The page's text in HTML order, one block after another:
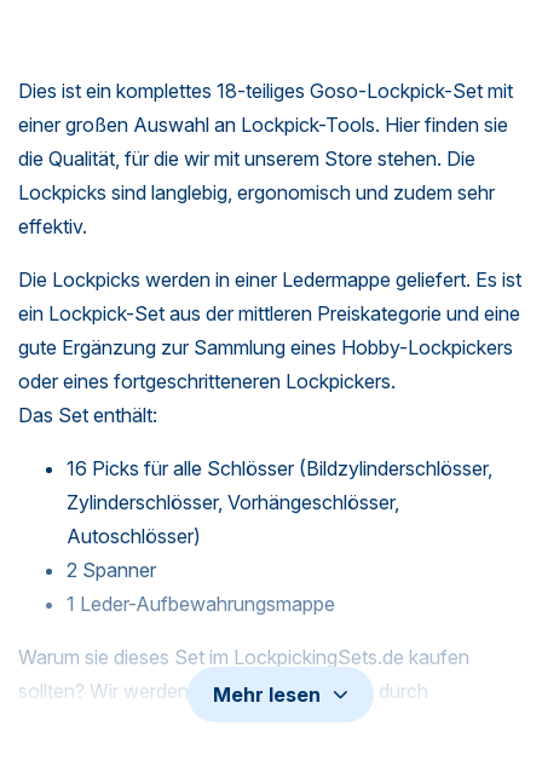
Dies ist ein komplettes 18-teiliges Goso-Lockpick-Set mit
einer großen Auswahl an Lockpick-Tools. Hier finden sie
die Qualität, für die wir mit unserem Store stehen. Die
Lockpicks sind langlebig, ergonomisch und zudem sehr
effektiv.
Die Lockpicks werden in einer Ledermappe geliefert. Es ist
ein Lockpick-Set aus der mittleren Preiskategorie und eine
gute Ergänzung zur Sammlung eines Hobby-Lockpickers
oder eines fortgeschritteneren Lockpickers.
Das Set enthält:
16 Picks für alle Schlösser (Bildzylinderschlösser,
Zylinderschlösser, Vorhängeschlösser,
Autoschlösser)
2 Spanner
1 Leder-Aufbewahrungsmappe
Warum sie dieses Set im LockpickingSets.de kaufen
sollten? Wir werden von unseren Kunden durch
verschiedene Review-Plattformen sehr geschätzt, da wir
Mehr lesen